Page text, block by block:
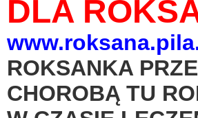
DLA
ROKSANKA
CHOROBĄ TU